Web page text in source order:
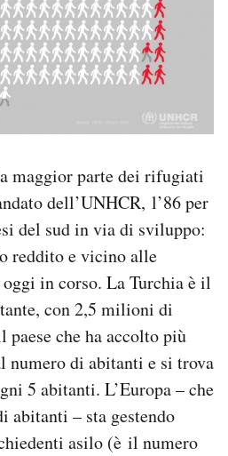
maggior parte dei rifugiati
dell’UNHCR, l’86 per
del sud in via di sviluppo:
reddito e vicino alle
in corso. La Turchia è il
con 2,5 milioni di
che ha accolto più
di abitanti e si trova
5 abitanti. L’Europa – che
abitanti – sta gestendo
asilo (è il numero